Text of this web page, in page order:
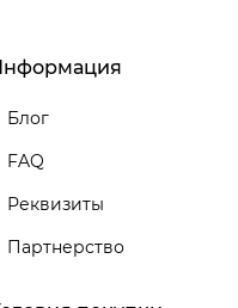
Блог
FAQ
Реквизиты
Партнерство